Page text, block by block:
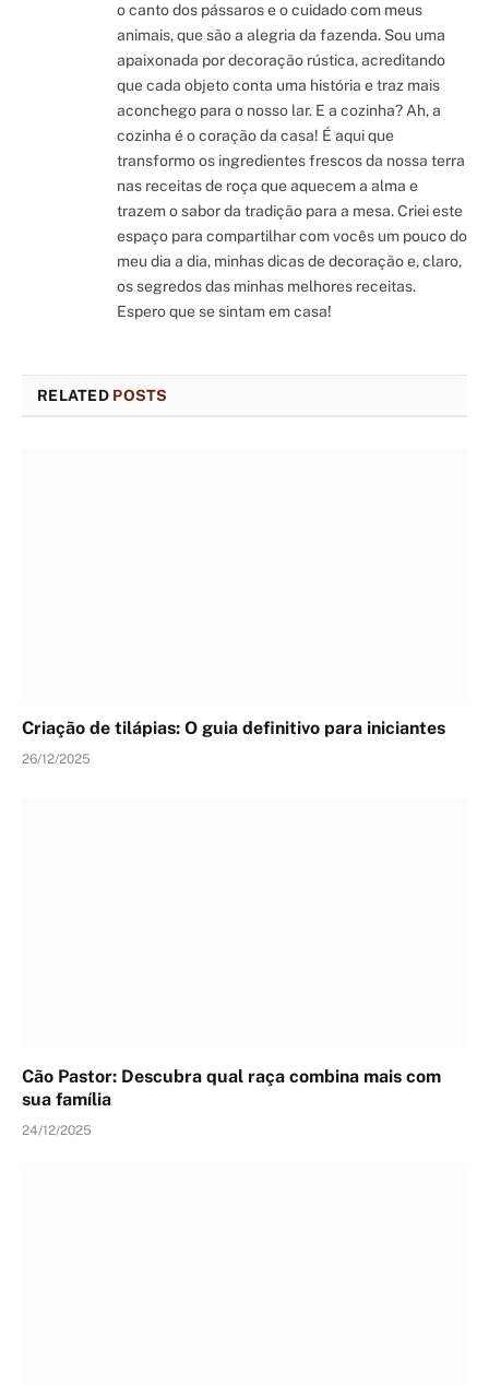
o canto dos pássaros e o cuidado com meus
animais, que são a alegria da fazenda. Sou uma
apaixonada por decoração rústica, acreditando
que cada objeto conta uma história e traz mais
aconchego para o nosso lar. E a cozinha? Ah, a
cozinha é o coração da casa! É aqui que
transformo os ingredientes frescos da nossa terra
nas receitas de roça que aquecem a alma e
trazem o sabor da tradição para a mesa. Criei este
espaço para compartilhar com vocês um pouco do
meu dia a dia, minhas dicas de decoração e, claro,
os segredos das minhas melhores receitas.
Espero que se sintam em casa!
RELATED POSTS
Criação de tilápias: O guia definitivo para iniciantes
26/12/2025
Cão Pastor: Descubra qual raça combina mais com
sua família
24/12/2025